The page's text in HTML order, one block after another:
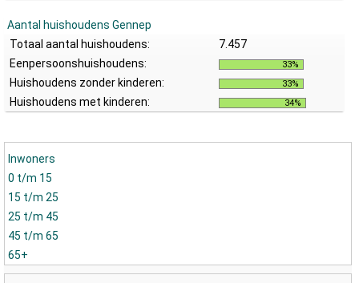
Aantal huishoudens Gennep
Totaal aantal huishoudens:
7.457
Eenpersoonshuishoudens:
33%
Huishoudens zonder kinderen: 33%
Huishoudens met kinderen: 34%
Inwoners
0 t/m 15
15 t/m 25
25 t/m 45
45 t/m 65
65+